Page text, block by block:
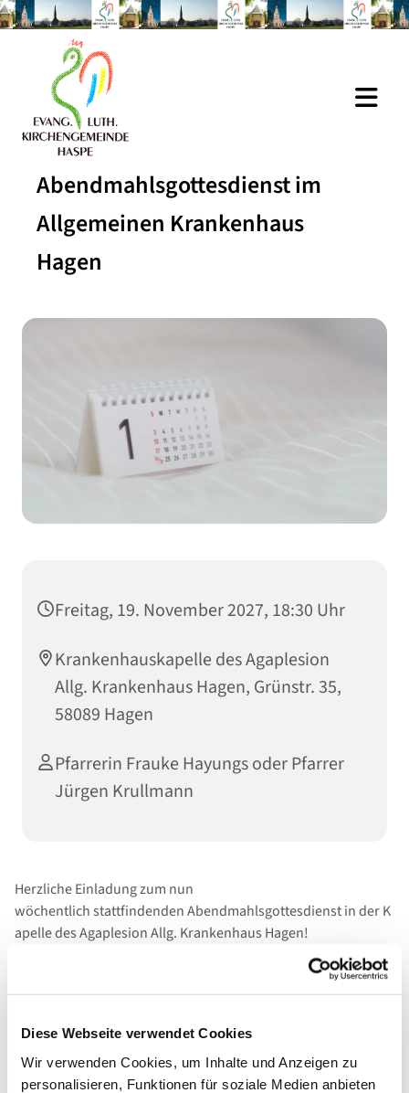
Diese Webseite verwendet Cookies
Wir verwenden Cookies, um Inhalte und Anzeigen zu
personalisieren, Funktionen für soziale Medien anbieten
Abendmahlsgottesdienst im
Allgemeinen Krankenhaus
Hagen
Freitag, 19. November 2027, 18:30 Uhr
Krankenhauskapelle des Agaplesion
Allg. Krankenhaus Hagen, Grünstr. 35,
58089 Hagen
Pfarrerin Frauke Hayungs oder Pfarrer
Jürgen Krullmann
Herzliche Einladung zum nun
wöchentlich stattfindenden Abendmahlsgottesdienst in der K
apelle des Agaplesion Allg. Krankenhaus Hagen!